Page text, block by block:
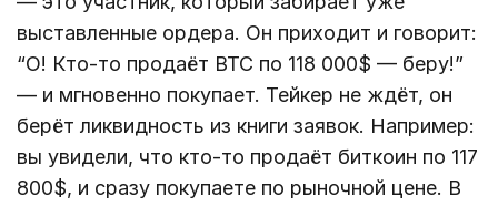
выставленные ордера. Он приходит и говорит:
“О! Кто-то продаёт BTC по 118 000$ — беру!”
— и мгновенно покупает. Тейкер не ждёт, он
берёт ликвидность из книги заявок. Например:
вы увидели, что кто-то продаёт биткоин по 117
800$, и сразу покупаете по рыночной цене. В